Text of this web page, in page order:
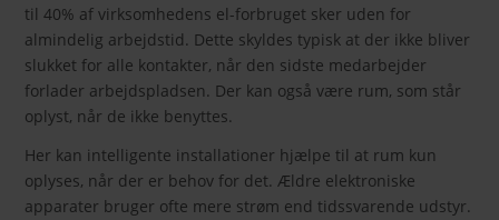
til 40% af virksomhedens el-forbruget sker uden for
almindelig arbejdstid. Dette skyldes typisk at der ikke bliver
slukket for alle kontakter, når den sidste medarbejder
forlader arbejdspladsen. Der kan også være rum, som står
oplyst, når de ikke benyttes.
Her kan intelligente installationer hjælpe til at rum kun
oplyses, når der er behov for det. Ældre elektroniske
apparater bruger ofte mere strøm end tidssvarende udstyr.